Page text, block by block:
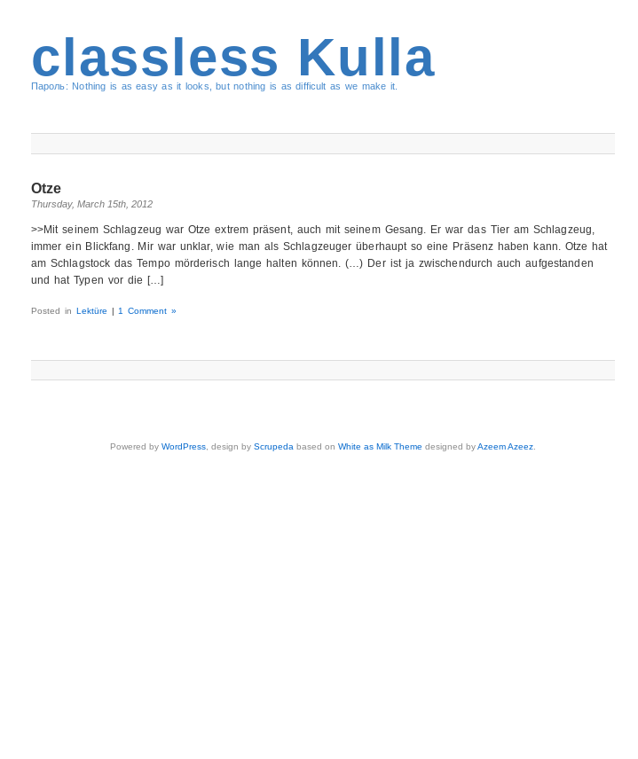
classless Kulla
Пароль: Nothing is as easy as it looks, but nothing is as difficult as we make it.
Otze
Thursday, March 15th, 2012
>>Mit seinem Schlagzeug war Otze extrem präsent, auch mit seinem Gesang. Er war das Tier am Schlagzeug,
immer ein Blickfang. Mir war unklar, wie man als Schlagzeuger überhaupt so eine Präsenz haben kann. Otze hat
am Schlagstock das Tempo mörderisch lange halten können. (…) Der ist ja zwischendurch auch aufgestanden
und hat Typen vor die […]
Posted in Lektüre | 1 Comment »
Powered byWordPress , design byScrupeda based onWhite as Milk Theme designed byAzeem Azeez